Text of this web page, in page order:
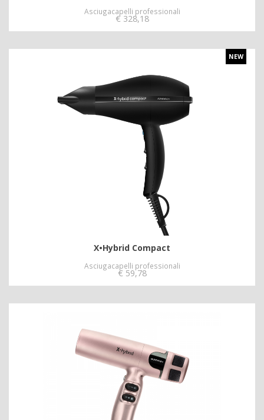
Asciugacapelli professionali
€ 328,18
NEW
X•Hybrid Compact
Asciugacapelli professionali
€ 59,78